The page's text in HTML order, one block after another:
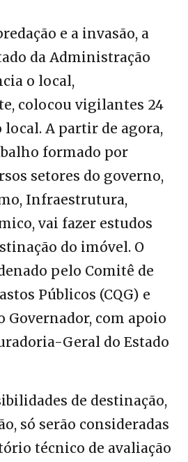
e a invasão, a
da Administração
o local,
colocou vigilantes 24
A partir de agora,
formado por
setores do governo,
Infraestrutura,
vai fazer estudos
do imóvel. O
pelo Comitê de
Públicos (CQG) e
Governador, com apoio
Geral do Estado
de destinação,
só serão consideradas
técnico de avaliação